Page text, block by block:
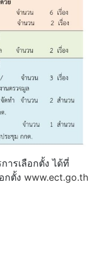
รเลือกตั้ง ได้ที่
กตั้ง www.ect.go.th